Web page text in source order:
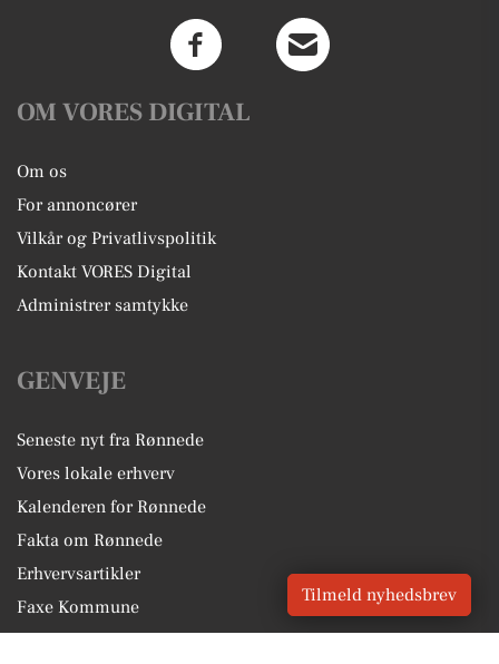
OM VORES DIGITAL
Om os
For annoncører
Vilkår og Privatlivspolitik
Kontakt VORES Digital
Administrer samtykke
GENVEJE
Seneste nyt fra Rønnede
Vores lokale erhverv
Kalenderen for Rønnede
Fakta om Rønnede
Erhvervsartikler
Faxe Kommune
Tilmeld nyhedsbrev